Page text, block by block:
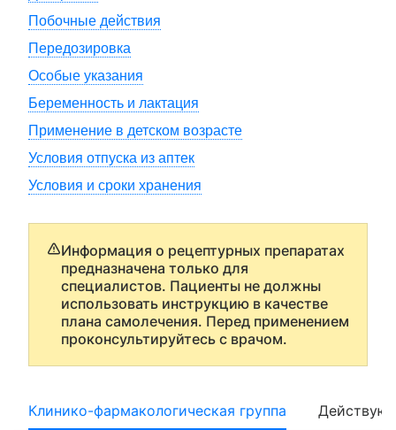
Побочные действия
Передозировка
Особые указания
Беременность и лактация
Применение в детском возрасте
Условия отпуска из аптек
Условия и сроки хранения
Информация о рецептурных препаратах
предназначена только для
специалистов. Пациенты не должны
использовать инструкцию в качестве
плана самолечения. Перед применением
проконсультируйтесь с врачом.
Клинико-фармакологическая группа